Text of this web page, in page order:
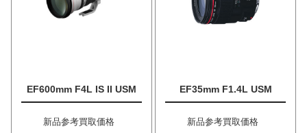
EF600mm F4L IS II USM
新品参考買取価格
EF35mm F1.4L USM
新品参考買取価格